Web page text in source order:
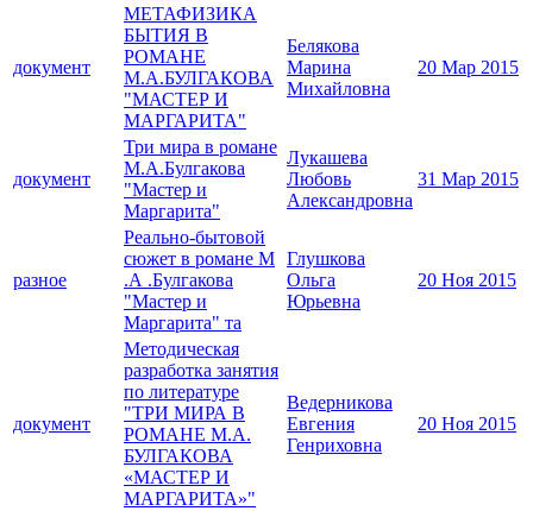
документ
МЕТАФИЗИКА
БЫТИЯ В
РОМАНЕ
М.А.БУЛГАКОВА
"МАСТЕР И
МАРГАРИТА"
Белякова
Марина
Михайловна
20 Мар 2015
документ
Три мира в романе
М.А.Булгакова
"Мастер и
Маргарита"
Лукашева
Любовь
Александровна
31 Мар 2015
разное
Реально-бытовой
сюжет в романе М
.А .Булгакова
"Мастер и
Маргарита" та
Глушкова
Ольга
Юрьевна
20 Ноя 2015
документ
Методическая
разработка занятия
по литературе
"ТРИ МИРА В
РОМАНЕ М.А.
БУЛГАКОВА
«МАСТЕР И
МАРГАРИТА»"
Ведерникова
Евгения
Генриховна
20 Ноя 2015